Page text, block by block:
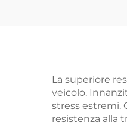
La superiore
veicolo.
stress estremi.
resistenza alla